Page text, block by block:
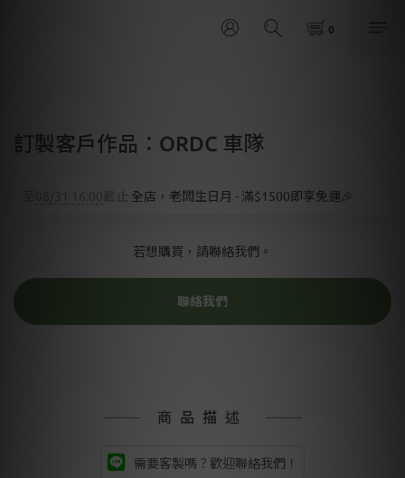
訂製客戶作品：ORDC 車隊
08/31 16:00 截止 全店，老闆生日月 - 滿$1500即享免運🎉
若想購買，請聯絡我們。
聯絡我們
商品描述
需要客製嗎？歡迎聯絡我們！